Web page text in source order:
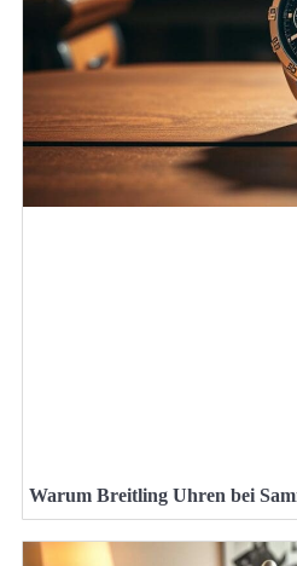
Warum Breitling Uhren bei